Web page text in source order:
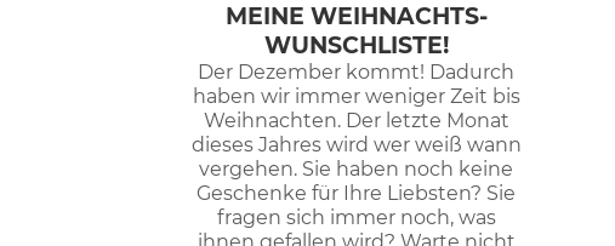
MEINE WEIHNACHTS-
WUNSCHLISTE!
Der Dezember kommt! Dadurch
haben wir immer weniger Zeit bis
Weihnachten. Der letzte Monat
dieses Jahres wird wer weiß wann
vergehen. Sie haben noch keine
Geschenke für Ihre Liebsten? Sie
fragen sich immer noch, was